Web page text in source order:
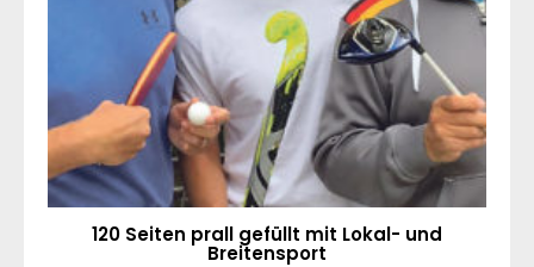
120 Seiten prall gefüllt mit Lokal- und
Breitensport